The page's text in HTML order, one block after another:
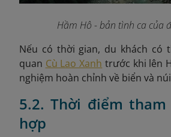
Hầm Hô - bản tình ca của
Nếu có thời gian, du khách có
quan Cù Lao Xanh trước khi lên
nghiệm hoàn chỉnh về biển và
5.2. Thời điểm
hợp